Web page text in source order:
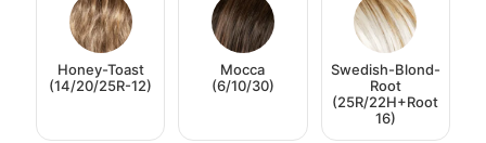
Honey-Toast
(14/20/25R-12)
Mocca
(6/10/30)
Swedish-Blond-
Root
(25R/22H+Root
16)